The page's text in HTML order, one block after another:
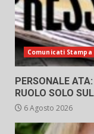
Comunicati Stampa
PERSONALE
RUOLO SOLO
6 Agosto 2026